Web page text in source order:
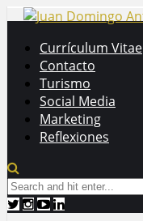
Currículum Vitae
Contacto
Turismo
Social Media
Marketing
Reflexiones